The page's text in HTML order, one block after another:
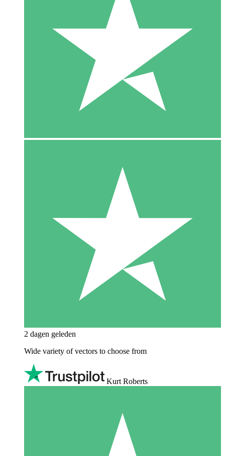
2 dagen geleden
Wide variety of vectors to choose from
Kurt Roberts